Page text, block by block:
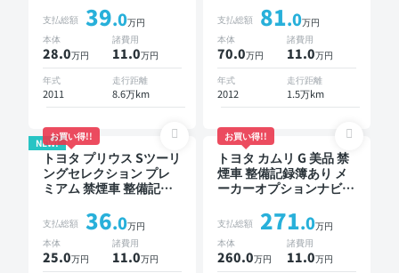
ライブレコーダー
支払総額 39.0万円
本体
28.0万円
諸費用
11.0万円
年式
2011
走行距離
8.6万km
キットあり TV スマート
キー ETC バックモニタ
ー ドライブレコーダー
支払総額 81.0万円
本体
70.0万円
諸費用
11.0万円
年式
2012
走行距離
1.5万km
NEW!
お買い得!!
トヨタ プリウス Sツーリ
ングセレクション プレ
ミアム 禁煙車 整備記録
ーディオ TV スマートキ
ー ETC バックモニター
支払総額 36.0万円
本体
25.0万円
諸費用
11.0万円
お買い得!!
トヨタ カムリ G 美品 禁
煙車 整備記録簿あり メ
ーカーオプションナビ
モニター オートクルー
ズ スマートキー ETC バ
ックモニター ドライブ
レコーダー 衝突軽減
支払総額 271.0万円
本体
260.0万円
諸費用
11.0万円